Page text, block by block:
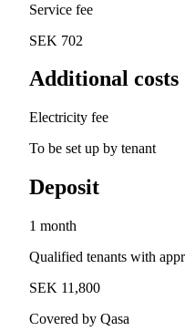
Service fee
SEK 702
Additional costs
Electricity fee
To be set up by tenant
Deposit
1 month
Qualified tenants with
SEK 11,800
Covered by Qasa